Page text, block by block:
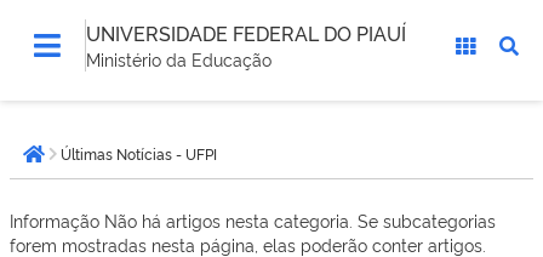
UNIVERSIDADE FEDERAL DO PIAUÍ
Ministério da Educação
está
aqui:Página inicial
Últimas Notícias - UFPI
Informação Não há artigos nesta categoria. Se subcategorias
forem mostradas nesta página, elas poderão conter artigos.